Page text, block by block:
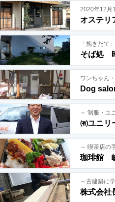
2020年12月
オステリ
「挽きたて
そば処
ワンちゃん
Dog
～ 制服・ユ
㈲ユニリ
～ 喫茶店の
珈琲館
～古建築に
株式会社